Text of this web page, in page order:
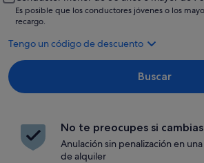
Es posible que los conductores jóvenes o los
recargo.
Tengo un código de descuento
Buscar
No te preocupes si
Anulación sin penalización en
de alquiler